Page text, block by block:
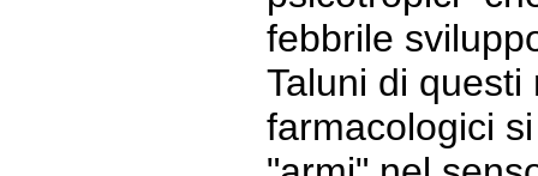
febbrile
Taluni di
farmacologici